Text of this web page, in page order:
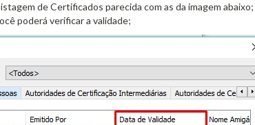
de Certificados parecida com as da imagem abaixo;
poderá verificar a validade;